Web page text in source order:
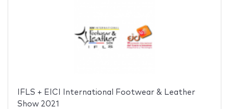
IFLS + EICI International Footwear & Leather
Show 2021